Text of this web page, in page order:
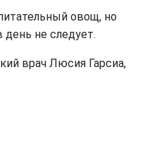
овощ, но
день не следует.
врач Люсия Гарсиа,